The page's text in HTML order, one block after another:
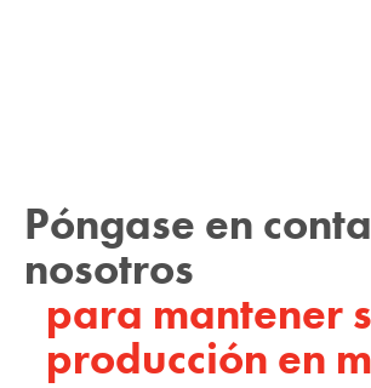
Póngase en
nosotros
para mantener
producción en